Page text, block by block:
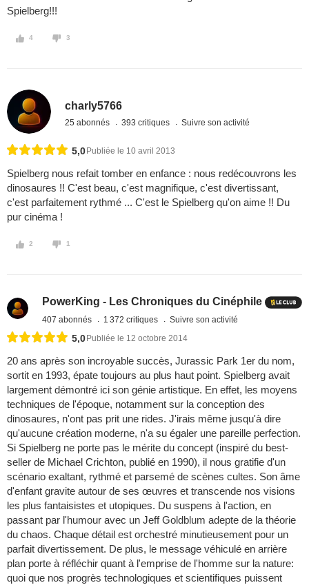
Spielberg!!!
4 3
charly5766
25 abonnés 393 critiques Suivre son activité
5,0 Publiée le 10 avril 2013
Spielberg nous refait tomber en enfance : nous redécouvrons les
dinosaures !! C'est beau, c'est magnifique, c'est divertissant,
c'est parfaitement rythmé ... C'est le Spielberg qu'on aime !! Du
pur cinéma !
2 1
PowerKing - Les Chroniques du Cinéphile
407 abonnés 1 372 critiques Suivre son activité
5,0 Publiée le 12 octobre 2014
20 ans après son incroyable succès, Jurassic Park 1er du nom,
sortit en 1993, épate toujours au plus haut point. Spielberg avait
largement démontré ici son génie artistique. En effet, les moyens
techniques de l'époque, notamment sur la conception des
dinosaures, n'ont pas prit une rides. J'irais même jusqu'à dire
qu'aucune création moderne, n'a su égaler une pareille perfection.
Si Spielberg ne porte pas le mérite du concept (inspiré du best-
seller de Michael Crichton, publié en 1990), il nous gratifie d'un
scénario exaltant, rythmé et parsemé de scènes cultes. Son âme
d'enfant gravite autour de ses œuvres et transcende nos visions
les plus fantaisistes et utopiques. Du suspens à l'action, en
passant par l'humour avec un Jeff Goldblum adepte de la théorie
du chaos. Chaque détail est orchestré minutieusement pour un
parfait divertissement. De plus, le message véhiculé en arrière
plan porte à réfléchir quant à l'emprise de l'homme sur la nature:
quoi que nos progrès technologiques et scientifiques puissent